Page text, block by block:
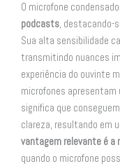
O microfone
podcasts, destacando-
Sua alta sensibilidade
transmitindo nuances
experiência do ouvinte
microfones apresentam
significa que
clareza, resultando em
vantagem relevante é a
quando o microfone